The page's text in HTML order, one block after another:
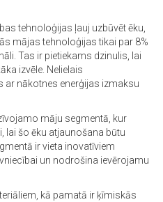
tehnoloģijas ļauj uzbūvēt ēku,
mājas tehnoloģijas tikai par 8%
Tas ir pietiekams dzinulis, lai
izvēle. Nelielais
ar nākotnes enerģijas izmaksu
māju segmentā, kur
lai šo ēku atjaunošana būtu
ir vieta inovatīviem
un nodrošina ievērojamu
kā pamatā ir ķīmiskās